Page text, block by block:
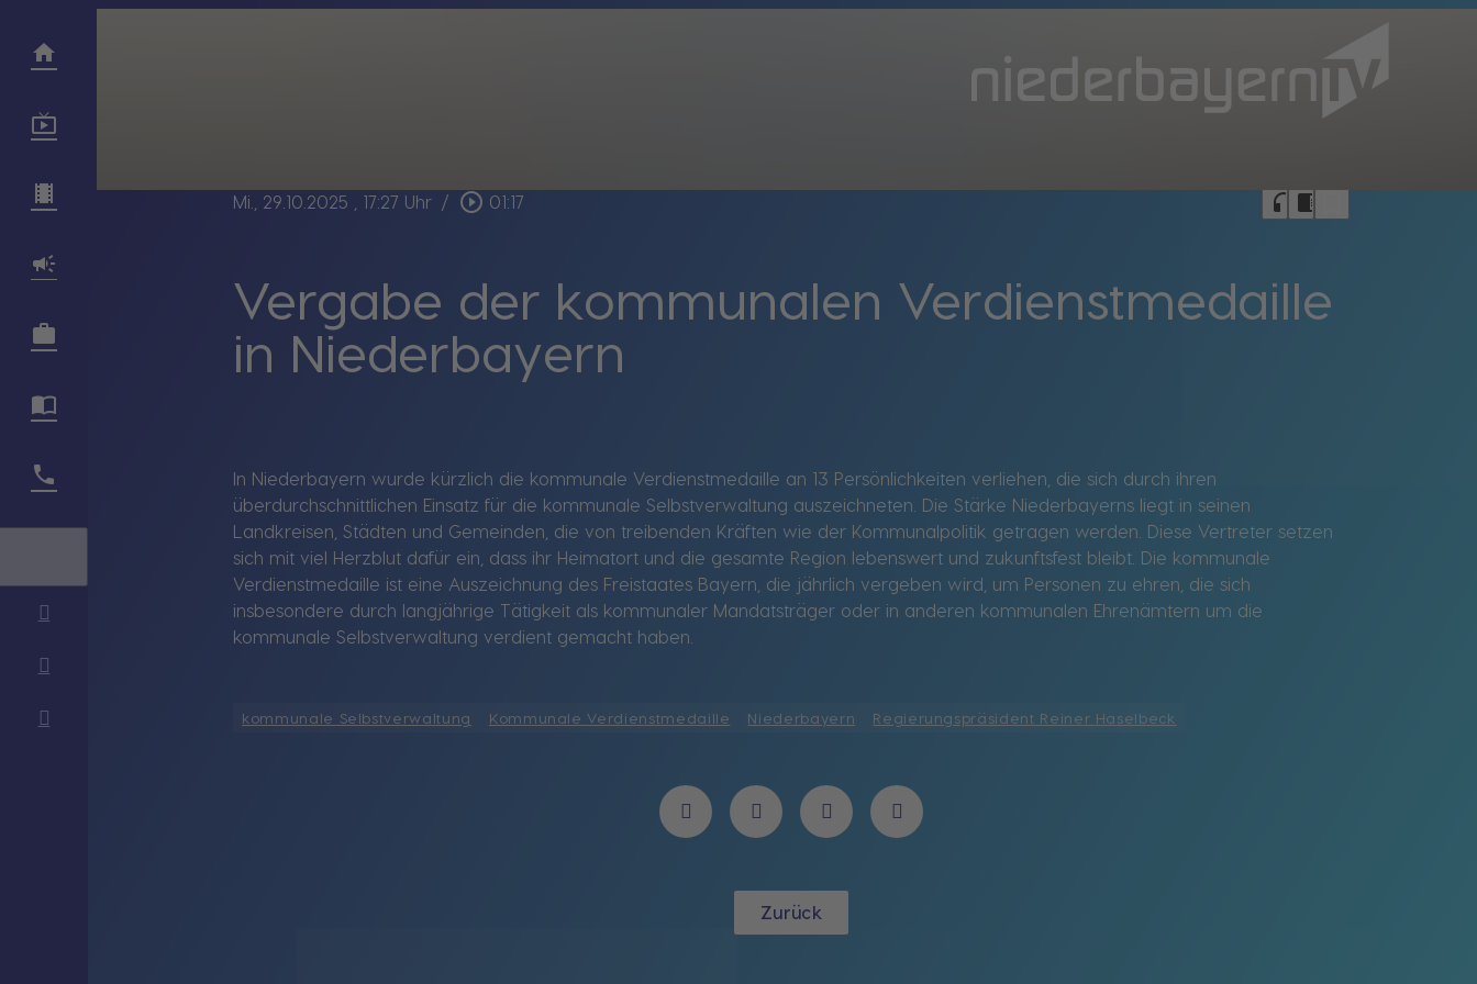
Mi., 29.10.2025 , 17:27 Uhr / play_circle_outline 01:17 headphones chrome_reader_mode
Vergabe der kommunalen Verdienstmedaille
in Niederbayern
In Niederbayern wurde kürzlich die kommunale Verdienstmedaille an 13 Persönlichkeiten verliehen, die sich durch ihren
überdurchschnittlichen Einsatz für die kommunale Selbstverwaltung auszeichneten. Die Stärke Niederbayerns liegt in seinen
Landkreisen, Städten und Gemeinden, die von treibenden Kräften wie der Kommunalpolitik getragen werden. Diese Vertreter setzen
sich mit viel Herzblut dafür ein, dass ihr Heimatort und die gesamte Region lebenswert und zukunftsfest bleibt. Die kommunale
Verdienstmedaille ist eine Auszeichnung des Freistaates Bayern, die jährlich vergeben wird, um Personen zu ehren, die sich
insbesondere durch langjährige Tätigkeit als kommunaler Mandatsträger oder in anderen kommunalen Ehrenämtern um die
kommunale Selbstverwaltung verdient gemacht haben.
kommunale Selbstverwaltung Kommunale Verdienstmedaille Niederbayern Regierungspräsident Reiner Haselbeck
Zurück